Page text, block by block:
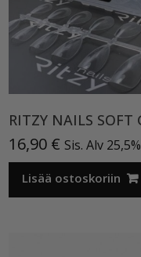
16,90 € Sis. Alv 25,5%
Lisää ostoskoriin